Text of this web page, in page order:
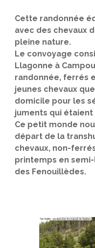
Cette randonnée
avec des chevaux
pleine nature.
Le convoyage
Llagonne à
randonnée, ferrés
jeunes chevaux
domicile pour les
juments qui étaient
Ce petit monde
départ de la
chevaux, non-
printemps en
des Fenouillèdes.